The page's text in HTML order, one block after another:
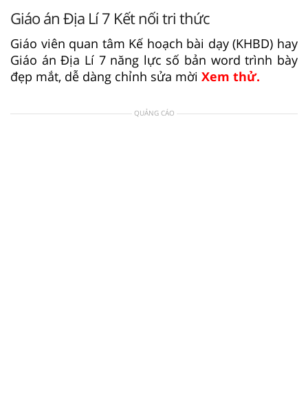
Giáo án Địa Lí 7 Kết nối tri thức
Giáo viên quan tâm Kế hoạch bài dạy (KHBD) hay
Giáo án Địa Lí 7 năng lực số bản word trình bày
đẹp mắt, dễ dàng chỉnh sửa mời Xem thử.
QUẢNG CÁO